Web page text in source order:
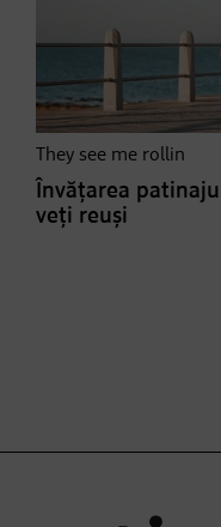
They see me rollin
Învățarea
veți reuși